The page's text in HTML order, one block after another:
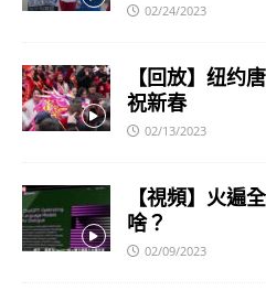
02/24/2023
【回放】纽约
祝新春
02/13/2023
【視頻】火遍
啥？
02/09/2023